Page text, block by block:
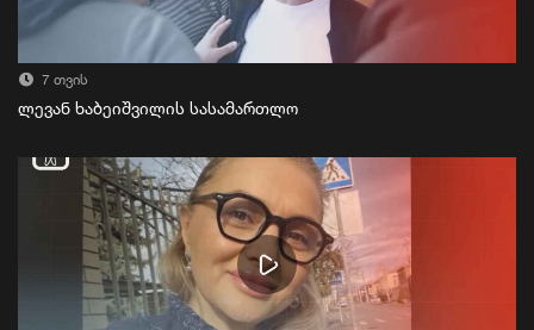
7 თვის
ლევან ხაბეიშვილის სასამართლო